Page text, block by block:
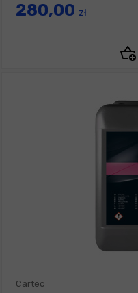
280,00 zł
Cartec